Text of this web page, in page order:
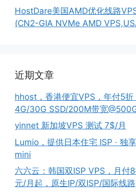
HostDare美国AMD优化线路
(CN2-GIA NVMe AMD
近期文章
hhost，香港便宜VPS，年付5
4G/30G SSD/200M带宽
yinnet 新加坡VPS 测试 7$/月
Lumio，提供日本住宅 ISP · 独
mini
六六云：韩国双ISP VPS，月付
元/月起，原生IP/双ISP/国际线路